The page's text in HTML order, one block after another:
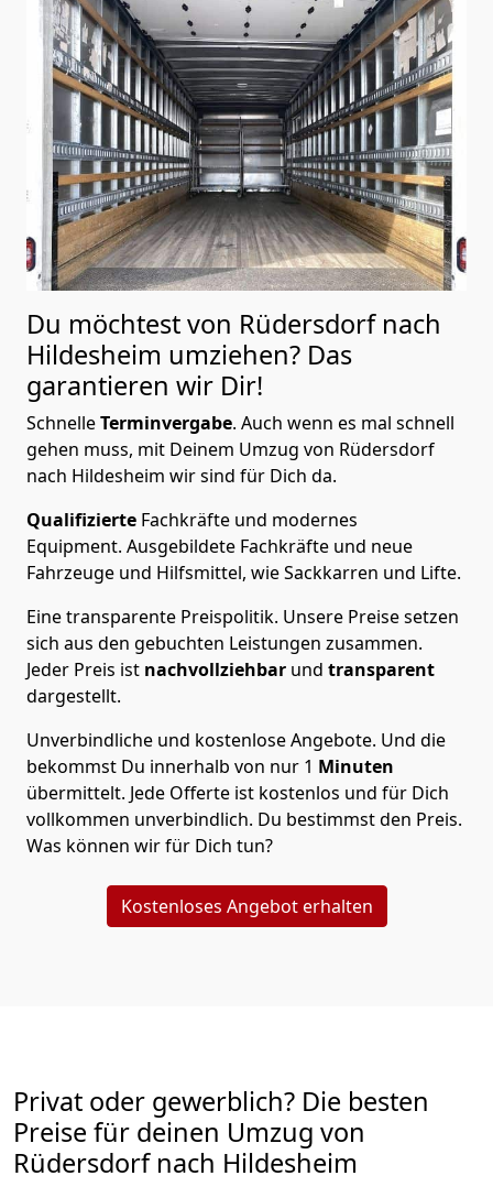
Du möchtest von Rüdersdorf nach
Hildesheim umziehen? Das
garantieren wir Dir!
SchnelleTerminvergabe. Auch wenn es mal schnell
gehen muss, mit Deinem Umzug von Rüdersdorf
nach Hildesheim wir sind für Dich da.
Qualifizierte Fachkräfte und modernes
Equipment. Ausgebildete Fachkräfte und neue
Fahrzeuge und Hilfsmittel, wie Sackkarren und Lifte.
Eine transparente Preispolitik. Unsere Preise setzen
sich aus den gebuchten Leistungen zusammen.
Jeder Preis ist nachvollziehbar und transparent
dargestellt.
Unverbindliche und kostenlose Angebote. Und die
bekommst Du innerhalb von nur 1 Minuten
übermittelt. Jede Offerte ist kostenlos und für Dich
vollkommen unverbindlich. Du bestimmst den Preis.
Was können wir für Dich tun?
Kostenloses Angebot erhalten
Privat oder gewerblich? Die besten
Preise für deinen Umzug von
Rüdersdorf nach Hildesheim